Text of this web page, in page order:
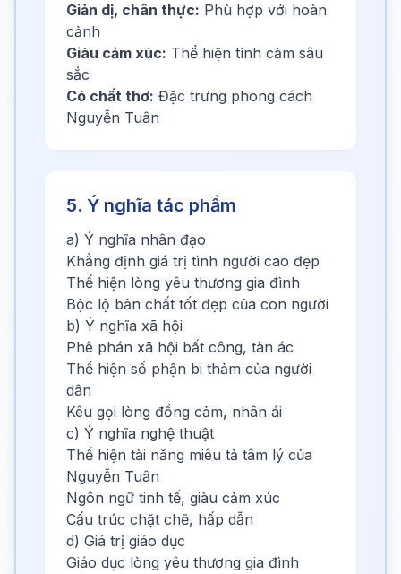
Giản dị, chân thực: Phù hợp với hoàn
cảnh
Giàu cảm xúc: Thể hiện tình cảm sâu
sắc
Có chất thơ: Đặc trưng phong cách
Nguyễn Tuân
5. Ý nghĩa tác phẩm
a) Ý nghĩa nhân đạo
Khẳng định giá trị tình người cao đẹp
Thể hiện lòng yêu thương gia đình
Bộc lộ bản chất tốt đẹp của con người
b) Ý nghĩa xã hội
Phê phán xã hội bất công, tàn ác
Thể hiện số phận bi thảm của người
dân
Kêu gọi lòng đồng cảm, nhân ái
c) Ý nghĩa nghệ thuật
Thể hiện tài năng miêu tả tâm lý của
Nguyễn Tuân
Ngôn ngữ tinh tế, giàu cảm xúc
Cấu trúc chặt chẽ, hấp dẫn
d) Giá trị giáo dục
Giáo dục lòng yêu thương gia đình